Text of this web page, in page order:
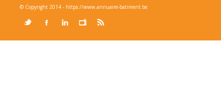
© Copyright 2014 - https://www.annuaire-batiment.be